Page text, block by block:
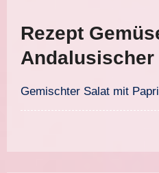
Rezept
Andalusischer
Gemischter Salat mit